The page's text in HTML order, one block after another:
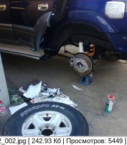
[ 242.93 Кб | Просмотров: 5449 ]